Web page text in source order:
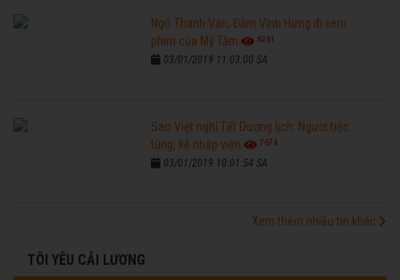
Ngô Thanh Vân, Đàm Vĩnh Hưng đi xem
phim của Mỹ Tâm
6261
03/01/2019 11:03:00 SA
Sao Việt nghỉ Tết Dương lịch: Người tiệc
tùng, kẻ nhập viện
7674
03/01/2019 10:01:54 SA
Xem thêm nhiều tin khác
TÔI YÊU CẢI LƯƠNG